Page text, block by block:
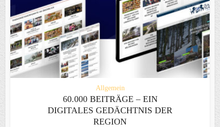
Allgemein
60.000 BEITRÄGE – EIN
DIGITALES GEDÄCHTNIS DER
REGION